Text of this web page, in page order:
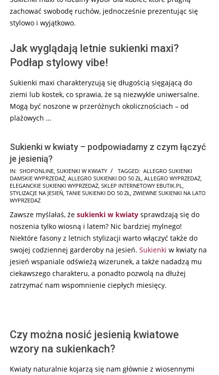
zachować swobodę ruchów, jednocześnie prezentując się
stylowo i wyjątkowo.
Jak wyglądają letnie sukienki maxi?
Podłap stylowy vibe!
Sukienki maxi charakteryzują się długością sięgającą do
ziemi lub kostek, co sprawia, że są niezwykle uniwersalne.
Mogą być noszone w przeróżnych okolicznościach – od
plażowych …
Sukienki w kwiaty – podpowiadamy z czym łączyć
je jesienią?
2026-
06-
11
IN: SHOPONLINE, SUKIENKI W KWIATY TAGGED: ALLEGRO SUKIENKI
DAMSKIE WYPRZEDAŻ, ALLEGRO SUKIENKI DO 50 ZŁ, ALLEGRO WYPRZEDAŻ,
ELEGANCKIE SUKIENKI WYPRZEDAŻ, SKLEP INTERNETOWY EBUTIK.PL,
STYLIZACJE NA JESIEŃ, TANIE SUKIENKI DO 50 ZŁ, ZWIEWNE SUKIENKI NA LATO
WYPRZEDAŻ
Zawsze myślałaś, że sukienki w kwiaty sprawdzają się do
noszenia tylko wiosną i latem? Nic bardziej mylnego!
Niektóre fasony z letnich stylizacji warto włączyć także do
swojej codziennej garderoby na jesień. Sukienki w kwiaty na
jesień wspaniale odświeżą wizerunek, a także nadadzą mu
ciekawszego charakteru, a ponadto pozwolą na dłużej
zatrzymać nam wspomnienie ciepłych miesięcy.
Czy można nosić jesienią kwiatowe
wzory na sukienkach?
Kwiaty naturalnie kojarzą się nam głównie z wiosennymi